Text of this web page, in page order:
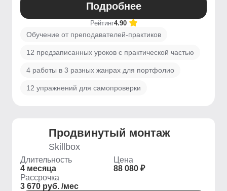
Подробнее
Рейтинг4.90
Обучение от преподавателей-практиков
12 предзаписанных уроков с практической частью
4 работы в 3 разных жанрах для портфолио
12 упражнений для самопроверки
Продвинутый монтаж
Skillbox
Длительность
4 месяца
Цена
88 080 ₽
Рассрочка
3 670 руб. /мес